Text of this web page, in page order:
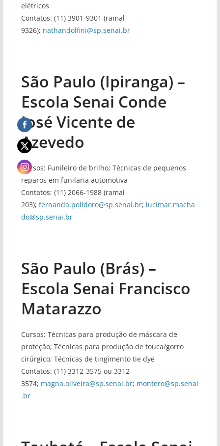
elétricos
Contatos: (11) 3901-9301 (ramal
9326); nathandolfini@sp.senai.br
São Paulo (Ipiranga) –
Escola Senai Conde
José Vicente de
Azevedo
Cursos: Funileiro de brilho; Técnicas de pequenos
reparos em funilaria automotiva
Contatos: (11) 2066-1988 (ramal
203); fernanda.polidoro@sp.senai.br; lucimar.macha
do@sp.senai.br
São Paulo (Brás) –
Escola Senai Francisco
Matarazzo
Cursos: Técnicas para produção de máscara de
proteção; Técnicas para produção de touca/gorro
cirúrgico; Técnicas de tingimento tie dye
Contatos: (11) 3312-3575 ou 3312-
3574; magna.oliveira@sp.senai.br; montero@sp.senai
.br